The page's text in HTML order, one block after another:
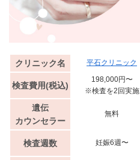
クリニック名 平石クリニック
検査費用(税込)
198,000円〜
※検査を2回実施
遺伝
カウンセラー
無料
検査週数 妊娠6週〜